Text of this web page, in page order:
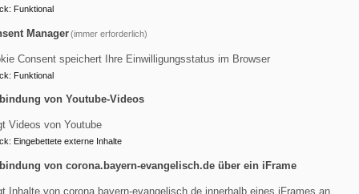
Er stammt dabei gar nicht von
spezielle Interessen führten ihn
bereut. Im Gegenteil. Er fieberte
Familie ... Seine Interessen
: Funktional
Manager(immer erforderlich)
Consent speichert Ihre Einwilligungsstatus im Browser
: Funktional
von Youtube-Videos
Videos von Youtube
: Eingebettete externe Inhalte
von corona.bayern-evangelisch.de über ein iFrame
Inhalte von corona.bayern-evangelisch.de innerhalb eines iFrames an.